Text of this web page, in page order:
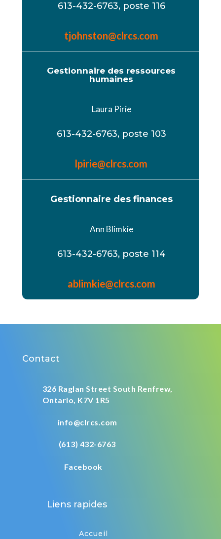
613-432-6763, poste 116
tjohnston@clrcs.com
Gestionnaire des ressources
humaines
Laura Pirie
613-432-6763, poste 103
lpirie@clrcs.com
Gestionnaire des finances
Ann Blimkie
613-432-6763, poste 114
ablimkie@clrcs.com
Contact
326 Raglan Street South Renfrew,
Ontario, K7V 1R5
info@clrcs.com
(613) 432-6763
Facebook
Liens rapides
Accueil